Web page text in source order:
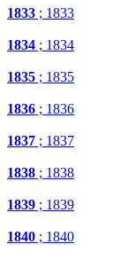
1833 ; 1833
1834 ; 1834
1835 ; 1835
1836 ; 1836
1837 ; 1837
1838 ; 1838
1839 ; 1839
1840 ; 1840